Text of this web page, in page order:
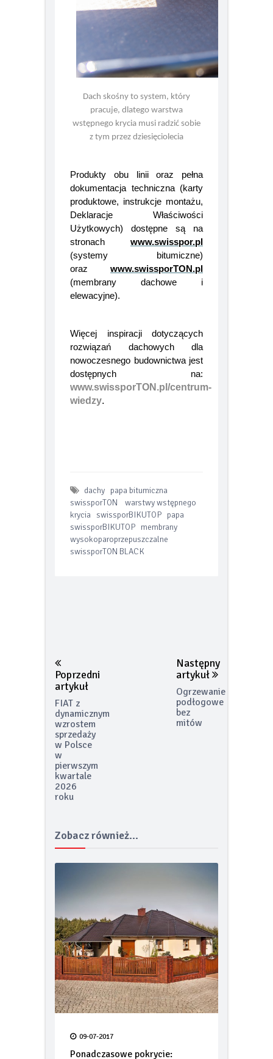
Dach skośny to system, który
pracuje, dlatego warstwa
wstępnego krycia musi radzić sobie
Produkty obu linii oraz pełna
dokumentacja techniczna (karty
produktowe, instrukcje montażu,
Deklaracje Właściwości
Użytkowych) dostępne są na
stronach
www.swisspor.pl
(systemy bitumiczne)
orazwww.swissporTON.pl
(membrany dachowe i
Więcej inspiracji dotyczących
rozwiązań dachowych dla
nowoczesnego budownictwa jest
dostępnych na:
www.swissporTON.pl/centrum-
dachy papa bitumiczna
swissporTON warstwy wstępnego
krycia swissporBIKUTOP papa
swissporBIKUTOP membrany
wysokoparoprzepuszczalne
Poprzedni
artykuł
FIAT z
dynamicznym
wzrostem
sprzedaży
w Polsce
w
pierwszym
kwartale
2026
Następny
artykuł
Ogrzewanie
podłogowe
bez
Zobacz również...
09-07-2017